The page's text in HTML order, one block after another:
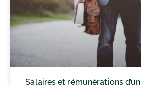
Salaires et rémunérations d’un